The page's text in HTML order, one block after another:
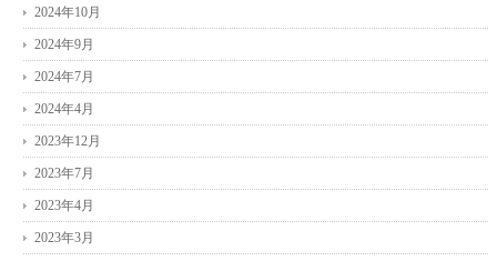
2024年10月
2024年9月
2024年7月
2024年4月
2023年12月
2023年7月
2023年4月
2023年3月